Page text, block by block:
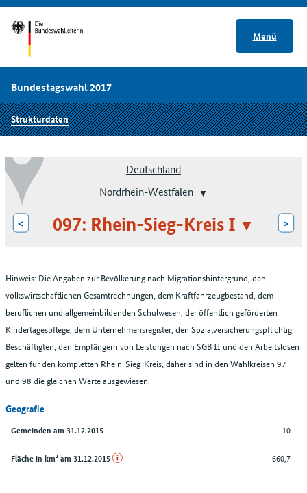
Menü
Bundestagswahl 2017
Strukturdaten
Deutschland
Nordrhein-Westfalen
< 097: Rhein-Sieg-Kreis I >
Hinweis: Die Angaben zur Bevölkerung nach Migrationshintergrund, den
volkswirtschaftlichen Gesamtrechnungen, dem Kraftfahrzeugbestand, dem
beruflichen und allgemeinbildenden Schulwesen, der öffentlich geförderten
Kindertagespflege, dem Unternehmensregister, den Sozialversicherungspflichtig
Beschäftigten, den Empfängern von Leistungen nach SGB II und den Arbeitslosen
gelten für den kompletten Rhein-Sieg-Kreis, daher sind in den Wahlkreisen 97
und 98 die gleichen Werte ausgewiesen.
Geografie
Gemeinden am 31.12.2015 10
Fläche in km² am 31.12.2015 660,7